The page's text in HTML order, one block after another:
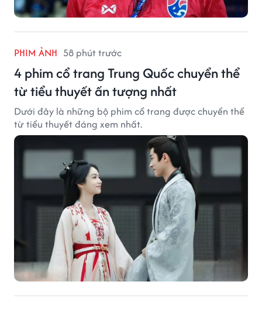
PHIM ẢNH 58 phút trước
4 phim cổ trang Trung Quốc chuyển thể
từ tiểu thuyết ấn tượng nhất
Dưới đây là những bộ phim cổ trang được chuyển thể
từ tiểu thuyết đáng xem nhất.